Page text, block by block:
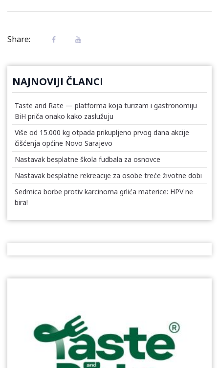
Share:
NAJNOVIJI ČLANCI
Taste and Rate — platforma koja turizam i gastronomiju
BiH priča onako kako zaslužuju
Više od 15.000 kg otpada prikupljeno prvog dana akcije
čišćenja općine Novo Sarajevo
Nastavak besplatne škola fudbala za osnovce
Nastavak besplatne rekreacije za osobe treće životne dobi
Sedmica borbe protiv karcinoma grlića materice: HPV ne
bira!